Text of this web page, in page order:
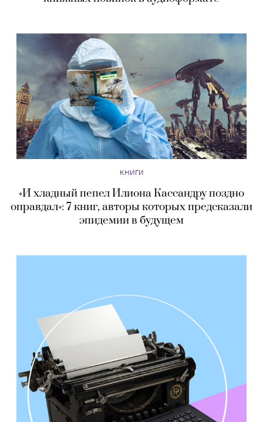
КНИГИ
«И хладный пепел Илиона Кассандру поздно
оправдал»: 7 книг, авторы которых предсказали
эпидемии в будущем